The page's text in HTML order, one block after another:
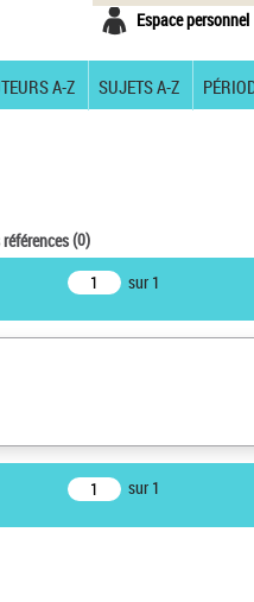
Espace personnel
A-Z SUJETS A-Z
(0)
sur 1
sur 1